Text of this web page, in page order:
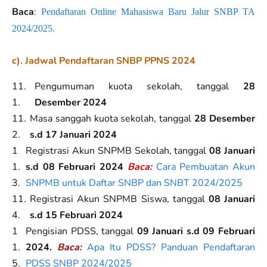
Baca: Pendaftaran Online Mahasiswa Baru Jalur SNBP TA
2024/2025.
c). Jadwal Pendaftaran SNBP PPNS 2024
Pengumuman kuota sekolah, tanggal 28
Desember 2024
Masa sanggah kuota sekolah, tanggal 28 Desember
s.d 17 Januari 2024
Registrasi Akun SNPMB Sekolah, tanggal08 Januari
s.d 08 Februari 2024 Baca: Cara Pembuatan Akun
SNPMB untuk Daftar SNBP dan SNBT 2024/2025
Registrasi Akun SNPMB Siswa, tanggal 08 Januari
s.d 15 Februari 2024
Pengisian PDSS, tanggal 09 Januari s.d 09 Februari
2024. Baca: Apa Itu PDSS? Panduan Pendaftaran
PDSS SNBP 2024/2025